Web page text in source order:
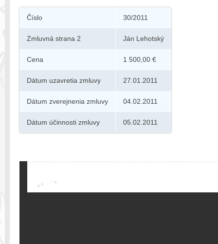
Číslo 30/2011
Zmluvná strana 2 Ján Lehotský
Cena 1 500,00 €
Dátum uzavretia zmluvy 27.01.2011
Dátum zverejnenia zmluvy 04.02.2011
Dátum účinnosti zmluvy 05.02.2011